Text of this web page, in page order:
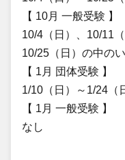
【 10月 一般受験 】
10/4（日）、10/11
10/25（日）の中の
【 1月 団体受験 】
1/10（日）～1/24（
【 1月 一般受験 】
なし